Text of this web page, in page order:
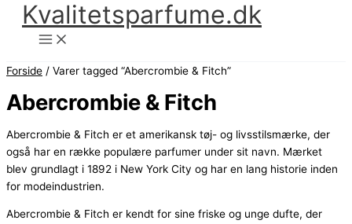
Kvalitetsparfume.dk
Forside / Varer tagged “Abercrombie & Fitch”
Abercrombie & Fitch
Abercrombie & Fitch er et amerikansk tøj- og livsstilsmærke, der
også har en række populære parfumer under sit navn. Mærket
blev grundlagt i 1892 i New York City og har en lang historie inden
for modeindustrien.
Abercrombie & Fitch er kendt for sine friske og unge dufte, der